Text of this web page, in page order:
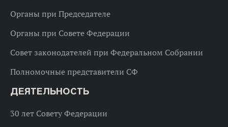
Органы при Председателе
Органы при Совете Федерации
Совет законодателей при Федеральном Собрании
Полномочные представители СФ
ДЕЯТЕЛЬНОСТЬ
30 лет Совету Федерации